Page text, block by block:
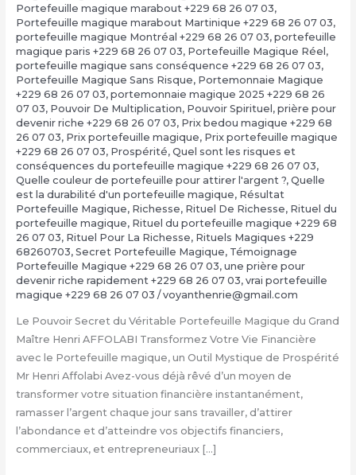
Portefeuille magique marabout +229 68 26 07 03,
Portefeuille magique marabout Martinique +229 68 26 07 03,
portefeuille magique Montréal +229 68 26 07 03, portefeuille
magique paris +229 68 26 07 03, Portefeuille Magique Réel,
portefeuille magique sans conséquence +229 68 26 07 03,
Portefeuille Magique Sans Risque, Portemonnaie Magique
+229 68 26 07 03, portemonnaie magique 2025 +229 68 26
07 03, Pouvoir De Multiplication, Pouvoir Spirituel, prière pour
devenir riche +229 68 26 07 03, Prix bedou magique +229 68
26 07 03, Prix portefeuille magique, Prix portefeuille magique
+229 68 26 07 03, Prospérité, Quel sont les risques et
conséquences du portefeuille magique +229 68 26 07 03,
Quelle couleur de portefeuille pour attirer l'argent ?, Quelle
est la durabilité d'un portefeuille magique, Résultat
Portefeuille Magique, Richesse, Rituel De Richesse, Rituel du
portefeuille magique, Rituel du portefeuille magique +229 68
26 07 03, Rituel Pour La Richesse, Rituels Magiques +229
68260703, Secret Portefeuille Magique, Témoignage
Portefeuille Magique +229 68 26 07 03, une prière pour
devenir riche rapidement +229 68 26 07 03, vrai portefeuille
magique +229 68 26 07 03 /voyanthenrie@gmail.com
Le Pouvoir Secret du Véritable Portefeuille Magique du Grand
Maître Henri AFFOLABI Transformez Votre Vie Financière
avec le Portefeuille magique, un Outil Mystique de Prospérité
Mr Henri Affolabi Avez-vous déjà rêvé d’un moyen de
transformer votre situation financière instantanément,
ramasser l’argent chaque jour sans travailler, d’attirer
l’abondance et d’atteindre vos objectifs financiers,
commerciaux, et entrepreneuriaux […]